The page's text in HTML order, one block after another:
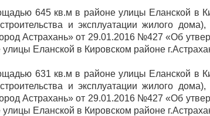
645 кв.м в районе улицы Еланской в
и эксплуатации жилого
Астрахань» от 29.01.2016 №427 «Об
Еланской в Кировском районе
631 кв.м в районе улицы Еланской в
и эксплуатации жилого
Астрахань» от 29.01.2016 №427 «Об
Еланской в Кировском районе